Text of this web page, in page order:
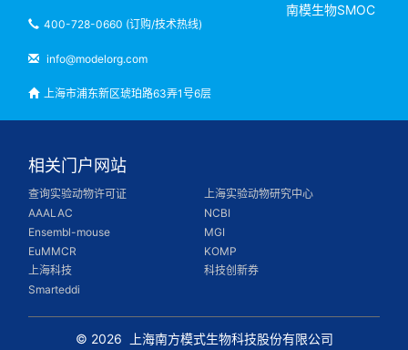
400-728-0660 (订购/技术热线)
info@modelorg.com
上海市浦东新区琥珀路63弄1号6层
南模生物SMOC
相关门户网站
查询实验动物许可证
上海实验动物研究中心
AAALAC
NCBI
Ensembl-mouse
MGI
EuMMCR
KOMP
上海科技
科技创新券
Smarteddi
© 2026 上海南方模式生物科技股份有限公司